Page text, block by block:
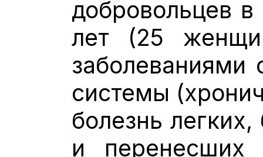
добровольцев
лет (25
заболеваниями
системы
болезнь
и перенесших